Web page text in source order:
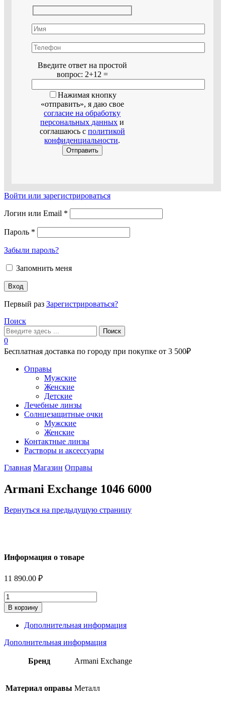
Введите ответ на простой
вопрос: 2+12 =
Нажимая кнопку
«отправить», я даю свое
согласие на обработку
персональных данных и
соглашаюсь с политикой
конфиденциальности.
Войти или зарегистрироваться
Логин или Email *
Пароль *
Забыли пароль?
Запомнить меня
Вход
Первый раз Зарегистрироваться?
Поиск
Поиск
0
Бесплатная доставка по городу при покупке от 3 500₽
Оправы
Мужские
Женские
Детские
Лечебные линзы
Солнцезащитные очки
Мужские
Женские
Контактные линзы
Растворы и аксессуары
Главная Магазин Оправы
Armani Exchange 1046 6000
Вернуться на предыдущую страницу
Информация о товаре
11 890.00 ₽
Количество
В корзину
Дополнительная информация
Дополнительная информация
Бренд Armani Exchange
Материал оправы Металл